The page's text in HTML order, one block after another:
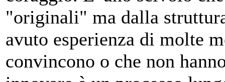
"originali" ma dalla
avuto esperienza di molte
convincono o che non